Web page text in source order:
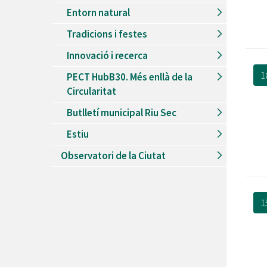
Entorn natural
Tradicions i festes
Innovació i recerca
PECT HubB30. Més enllà de la
Circularitat
Butlletí municipal Riu Sec
Estiu
Observatori de la Ciutat